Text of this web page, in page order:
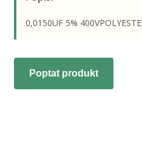
0,0150UF 5%
Poptat produkt